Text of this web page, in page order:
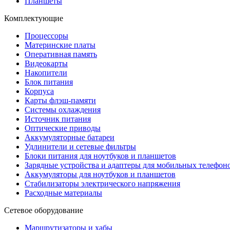
Комплектующие
Процессоры
Материнские платы
Оперативная память
Видеокарты
Накопители
Блок питания
Корпуса
Карты флэш-памяти
Системы охлаждения
Источник питания
Оптические приводы
Аккумуляторные батареи
Удлинители и сетевые фильтры
Блоки питания для ноутбуков и планшетов
Зарядные устройства и адаптеры для мобильных
Аккумуляторы для ноутбуков и планшетов
Стабилизаторы электрического напряжения
Расходные материалы
Сетевое оборудование
Маршрутизаторы и хабы